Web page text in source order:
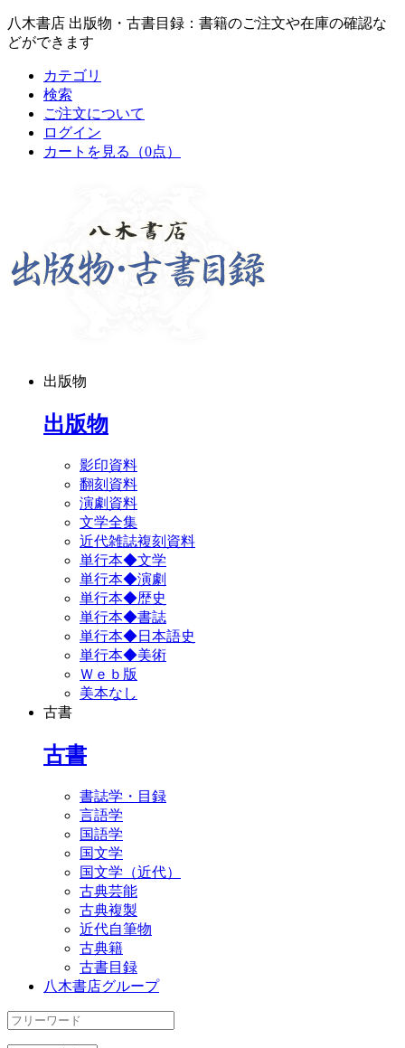
八木書店 出版物・古書目録：書籍のご注文や在庫の確認な
どができます
カテゴリ
検索
ご注文について
ログイン
カートを見る
（0点）
出版物
出版物
影印資料
翻刻資料
演劇資料
文学全集
近代雑誌複刻資料
単行本◆文学
単行本◆演劇
単行本◆歴史
単行本◆書誌
単行本◆日本語史
単行本◆美術
Ｗｅｂ版
美本なし
古書
古書
書誌学・目録
言語学
国語学
国文学
国文学（近代）
古典芸能
古典複製
近代自筆物
古典籍
古書目録
八木書店グループ